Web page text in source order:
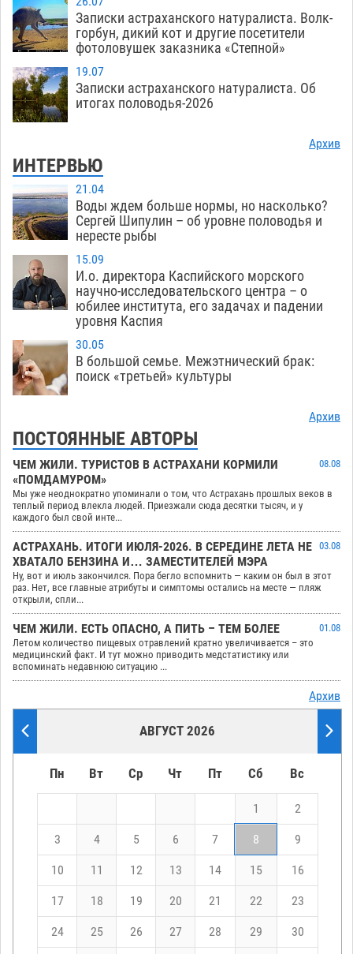
Записки астраханского натуралиста. Волк-
горбун, дикий кот и другие посетители
фотоловушек заказника «Степной»
19.07
Записки астраханского натуралиста. Об
итогах половодья-2026
Архив
ИНТЕРВЬЮ
21.04
Воды ждем больше нормы, но насколько?
Сергей Шипулин – об уровне половодья и
нересте рыбы
15.09
И.о. директора Каспийского морского
научно-исследовательского центра – о
юбилее института, его задачах и падении
уровня Каспия
30.05
В большой семье. Межэтнический брак:
поиск «третьей» культуры
Архив
ПОСТОЯННЫЕ АВТОРЫ
ЧЕМ ЖИЛИ. ТУРИСТОВ В АСТРАХАНИ КОРМИЛИ
«ПОМДАМУРОМ»
08.08
Мы уже неоднократно упоминали о том, что Астрахань прошлых веков в
теплый период влекла людей. Приезжали сюда десятки тысяч, и у
каждого был свой инте...
АСТРАХАНЬ. ИТОГИ ИЮЛЯ-2026. В СЕРЕДИНЕ ЛЕТА НЕ
ХВАТАЛО БЕНЗИНА И… ЗАМЕСТИТЕЛЕЙ МЭРА
03.08
Ну, вот и июль закончился. Пора бегло вспомнить — каким он был в этот
раз. Нет, все главные атрибуты и симптомы остались на месте — пляж
открыли, спли...
ЧЕМ ЖИЛИ. ЕСТЬ ОПАСНО, А ПИТЬ – ТЕМ БОЛЕЕ
01.08
Летом количество пищевых отравлений кратно увеличивается – это
медицинский факт. И тут можно приводить медстатистику или
вспоминать недавнюю ситуацию ...
Архив
АВГУСТ 2026
Пн Вт Ср Чт Пт Сб Вс
1 2
3 4 5 6 7 8 9
10 11 12 13 14 15 16
17 18 19 20 21 22 23
24 25 26 27 28 29 30